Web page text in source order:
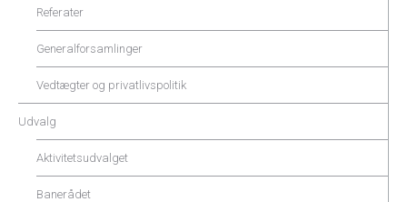
Referater
Generalforsamlinger
Vedtægter og privatlivspolitik
Udvalg
Aktivitetsudvalget
Banerådet